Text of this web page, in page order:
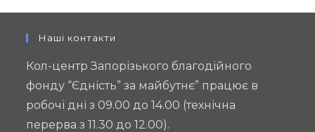
на
керівника
проєкту
«Підтримка
вразливого
Наші контакти
Кол-центр Запорізького благодійного
фонду “Єдність” за майбутнє” працює в
робочі дні з 09.00 до 14.00 (технічна
перерва з 11.30 до 12.00).